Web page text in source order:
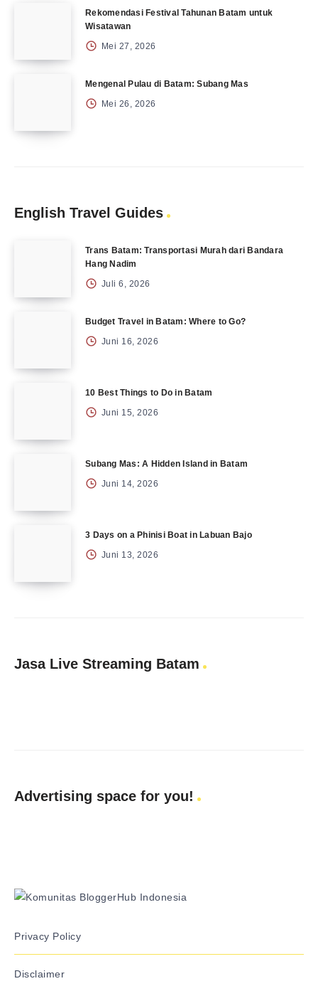
Rekomendasi Festival Tahunan Batam untuk
Wisatawan
Mei 27, 2026
Mengenal Pulau di Batam: Subang Mas
Mei 26, 2026
English Travel Guides
Trans Batam: Transportasi Murah dari Bandara
Hang Nadim
Juli 6, 2026
Budget Travel in Batam: Where to Go?
Juni 16, 2026
10 Best Things to Do in Batam
Juni 15, 2026
Subang Mas: A Hidden Island in Batam
Juni 14, 2026
3 Days on a Phinisi Boat in Labuan Bajo
Juni 13, 2026
Jasa Live Streaming Batam
Advertising space for you!
Privacy Policy
Disclaimer